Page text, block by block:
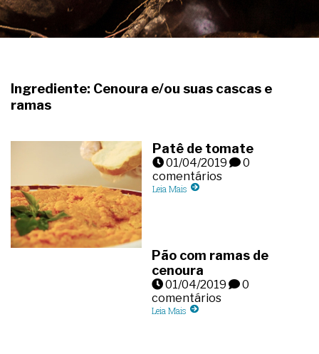
Ingrediente: Cenoura e/ou suas cascas e
ramas
Patê de tomate
01/04/2019
0
comentários
Leia Mais
Pão com ramas de
cenoura
01/04/2019
0
comentários
Leia Mais